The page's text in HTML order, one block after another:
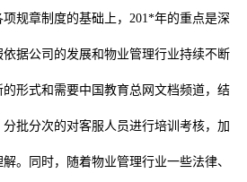
章制度的基础上，201*年的重点是深
据公司的发展和物业管理行业持续不断
形式和需要中国教育总网文档频道，结
批分次的对客服人员进行培训考核，加
。同时，随着物业管理行业一些法律、